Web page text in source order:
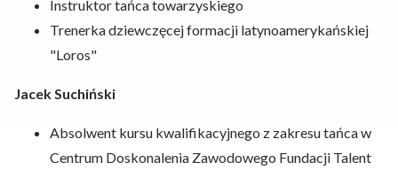
Instruktor tańca towarzyskiego
Trenerka dziewczęcej formacji latynoamerykańskiej
"Loros"
Jacek Suchiński
Absolwent kursu kwalifikacyjnego z zakresu tańca w
Centrum Doskonalenia Zawodowego Fundacji Talent